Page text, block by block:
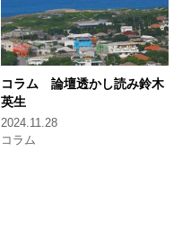
コラム 論壇透かし読み鈴木
英生
2024.11.28
コラム